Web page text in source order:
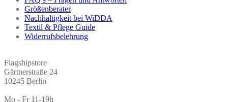
Größenberater
Nachhaltigkeit bei WiDDA
Textil & Pflege Guide
Widerrufsbelehrung
Flagshipstore
Gärtnerstraße 24
10245 Berlin
Mo - Fr 11-19h